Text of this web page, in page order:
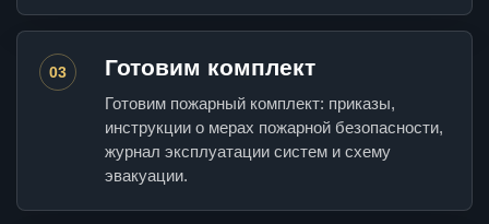
03 Готовим комплект
Готовим пожарный комплект: приказы,
инструкции о мерах пожарной безопасности,
журнал эксплуатации систем и схему
эвакуации.